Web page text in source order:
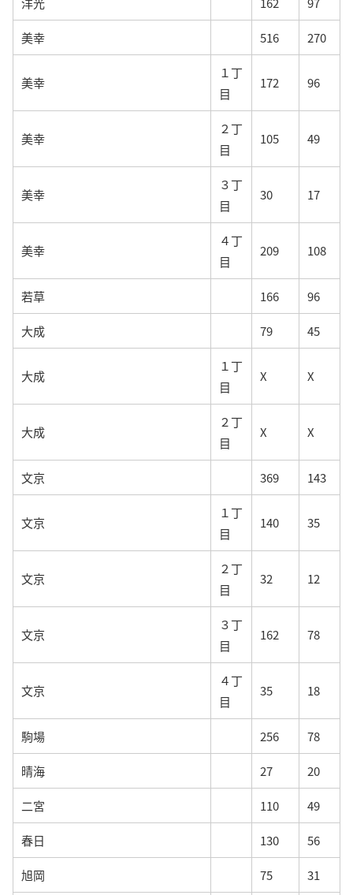
美幸 516 270
美幸
１丁
目
172 96
美幸
２丁
目
105 49
美幸
３丁
目
30 17
美幸
４丁
目
209 108
若草 166 96
大成 79 45
大成
１丁
目
X X
大成
２丁
目
X X
文京 369 143
文京
１丁
目
140 35
文京
２丁
目
32 12
文京
３丁
目
162 78
文京
４丁
目
35 18
駒場 256 78
晴海 27 20
二宮 110 49
春日 130 56
旭岡 75 31